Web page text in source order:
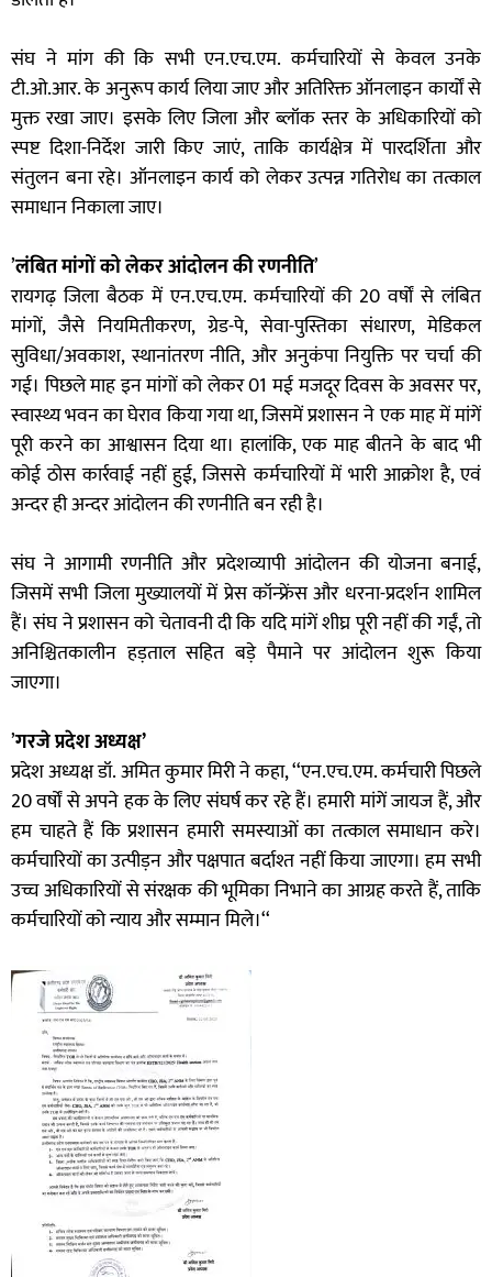
संघ ने मांग की कि सभी एन.एच.एम. कर्मचारियों से केवल उनके
टी.ओ.आर. के अनुरूप कार्य लिया जाए और अतिरिक्त ऑनलाइन कार्यों से
मुक्त रखा जाए। इसके लिए जिला और ब्लॉक स्तर के अधिकारियों को
स्पष्ट दिशा-निर्देश जारी किए जाएं, ताकि कार्यक्षेत्र में पारदर्शिता और
संतुलन बना रहे। ऑनलाइन कार्य को लेकर उत्पन्न गतिरोध का तत्काल
समाधान निकाला जाए।
’लंबित मांगों को लेकर आंदोलन की रणनीति’
रायगढ़ जिला बैठक में एन.एच.एम. कर्मचारियों की 20 वर्षों से लंबित
मांगों, जैसे नियमितीकरण, ग्रेड-पे, सेवा-पुस्तिका संधारण, मेडिकल
सुविधा/अवकाश, स्थानांतरण नीति, और अनुकंपा नियुक्ति पर चर्चा की
गई। पिछले माह इन मांगों को लेकर 01 मई मजदूर दिवस के अवसर पर,
स्वास्थ्य भवन का घेराव किया गया था, जिसमें प्रशासन ने एक माह में मांगें
पूरी करने का आश्वासन दिया था। हालांकि, एक माह बीतने के बाद भी
कोई ठोस कार्रवाई नहीं हुई, जिससे कर्मचारियों में भारी आक्रोश है, एवं
अन्दर ही अन्दर आंदोलन की रणनीति बन रही है।
संघ ने आगामी रणनीति और प्रदेशव्यापी आंदोलन की योजना बनाई,
जिसमें सभी जिला मुख्यालयों में प्रेस कॉन्फ्रेंस और धरना-प्रदर्शन शामिल
हैं। संघ ने प्रशासन को चेतावनी दी कि यदि मांगें शीघ्र पूरी नहीं की गईं, तो
अनिश्चितकालीन हड़ताल सहित बड़े पैमाने पर आंदोलन शुरू किया
जाएगा।
’गरजेप्रदेश अध्यक्ष’
प्रदेश अध्यक्ष डॉ. अमित कुमार मिरी ने कहा, ‘‘एन.एच.एम. कर्मचारी पिछले
20 वर्षों से अपने हक के लिए संघर्ष कर रहे हैं। हमारी मांगें जायज हैं, और
हम चाहते हैं कि प्रशासन हमारी समस्याओं का तत्काल समाधान करे।
कर्मचारियों का उत्पीड़न और पक्षपात बर्दाश्त नहीं किया जाएगा। हम सभी
उच्च अधिकारियों से संरक्षक की भूमिका निभाने का आग्रह करते हैं, ताकि
कर्मचारियों को न्याय और सम्मान मिले।‘‘